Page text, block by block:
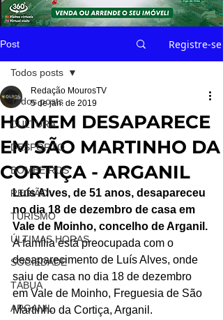
Post Registre-se
Todos posts
CULTURA
DESPORTO
BOMBEIROS
REGIÃO
TURISMO
ÚLTIMAS HORAS
SOCIEDADE
TÁBUA
ARGANIL
Todos posts
HOMEM DESAPARECE
EM SÃO MARTINHO DA
CORTIÇA - ARGANIL
Redação MourosTV
5 de jan. de 2019
Luís Alves, de 51 anos, desapareceu
no dia 18 de dezembro de casa em
Vale de Moinho, concelho de Arganil.
A família está preocupada com o
desaparecimento de Luís Alves, onde
saiu de casa no dia 18 de dezembro
em Vale de Moinho, Freguesia de São
Martinho da Cortiça, Arganil.